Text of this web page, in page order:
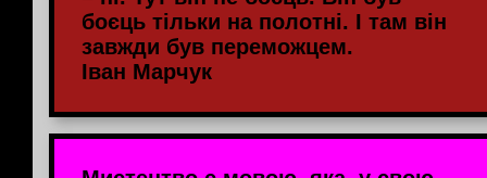
боєць тільки на полотні. І там він
завжди був переможцем.
Іван Марчук